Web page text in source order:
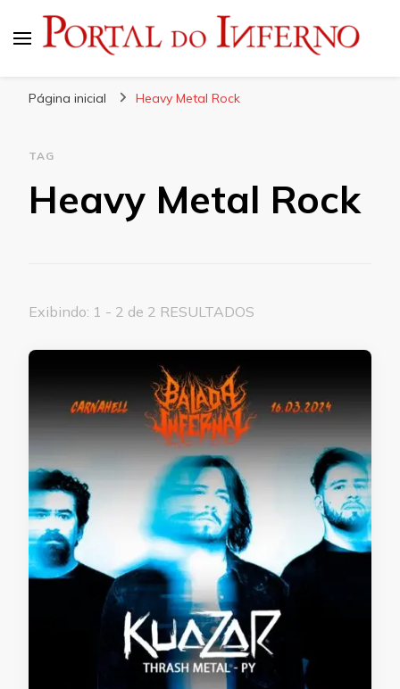
Página inicial Heavy Metal Rock
TAG
Heavy Metal Rock
Exibindo: 1 - 2 de 2 RESULTADOS